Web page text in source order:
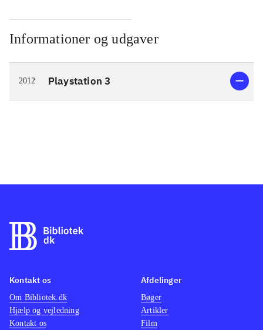
Informationer og udgaver
2012 Playstation 3
Kontakt os
Om Bibliotek.dk
Hjælp og vejledning
Kontakt os
Afdelinger
Bøger
Artikler
Film